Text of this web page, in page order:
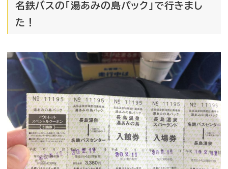
名鉄バスの「湯あみの島パック」で行きまし
た！